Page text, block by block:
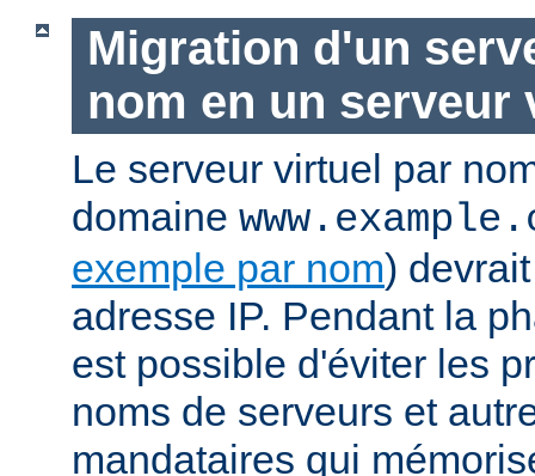
Migration d'un
nom en un serveur
Le serveur virtuel par
domaine
exemple par nom)
adresse IP. Pendant la
est possible d'éviter les
noms de serveurs et
mandataires qui